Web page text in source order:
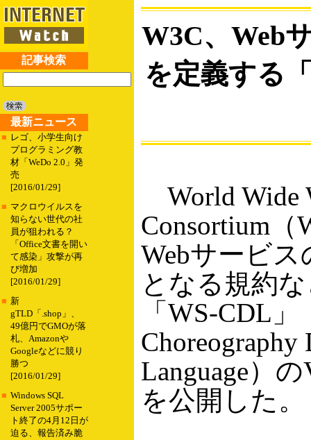
記事検索
最新ニュース
■ レゴ、小学生向け
プログラミング教
材「WeDo 2.0」発
売
[2016/01/29]
■ マクロウイルスを
知らない世代の社
員が狙われる？
「Office文書を開い
て感染」攻撃が再
び増加
[2016/01/29]
■ 新
gTLD「.shop」、
49億円でGMOが落
札、Amazonや
Googleなどに競り
勝つ
[2016/01/29]
■ Windows SQL
Server 2005サポー
ト終了の4月12日が
迫る、報告済み脆
W3C、Web
を定義する
World Wide
Consortium（
Webサービ
となる規約
「WS-CDL」
Choreography
Language）
を公開した。